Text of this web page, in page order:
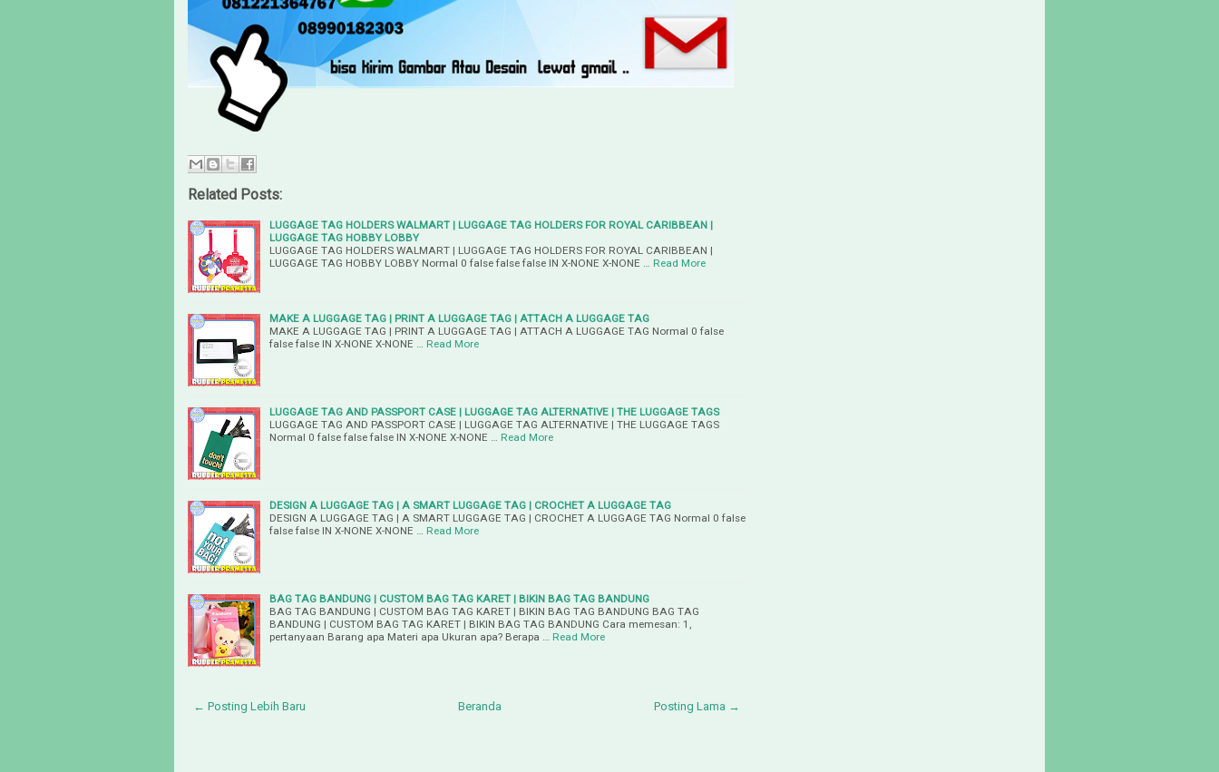
Related Posts:
LUGGAGE TAG HOLDERS WALMART | LUGGAGE TAG HOLDERS FOR ROYAL CARIBBEAN |
LUGGAGE TAG HOBBY LOBBY
LUGGAGE TAG HOLDERS WALMART | LUGGAGE TAG HOLDERS FOR ROYAL CARIBBEAN |
LUGGAGE TAG HOBBY LOBBY Normal 0 false false false IN X-NONE X-NONE …
Read More
MAKE A LUGGAGE TAG | PRINT A LUGGAGE TAG | ATTACH A LUGGAGE TAG
MAKE A LUGGAGE TAG | PRINT A LUGGAGE TAG | ATTACH A LUGGAGE TAG Normal 0 false
false false IN X-NONE X-NONE …
Read More
LUGGAGE TAG AND PASSPORT CASE | LUGGAGE TAG ALTERNATIVE | THE LUGGAGE TAGS
LUGGAGE TAG AND PASSPORT CASE | LUGGAGE TAG ALTERNATIVE | THE LUGGAGE TAGS
Normal 0 false false false IN X-NONE X-NONE …
Read More
DESIGN A LUGGAGE TAG | A SMART LUGGAGE TAG | CROCHET A LUGGAGE TAG
DESIGN A LUGGAGE TAG | A SMART LUGGAGE TAG | CROCHET A LUGGAGE TAG Normal 0 false
false false IN X-NONE X-NONE …
Read More
BAG TAG BANDUNG | CUSTOM BAG TAG KARET | BIKIN BAG TAG BANDUNG
BAG TAG BANDUNG | CUSTOM BAG TAG KARET | BIKIN BAG TAG BANDUNG BAG TAG
BANDUNG | CUSTOM BAG TAG KARET | BIKIN BAG TAG BANDUNG Cara memesan: 1,
pertanyaan Barang apa Materi apa Ukuran apa? Berapa …
Read More
← Posting Lebih Baru Posting Lama →
Beranda